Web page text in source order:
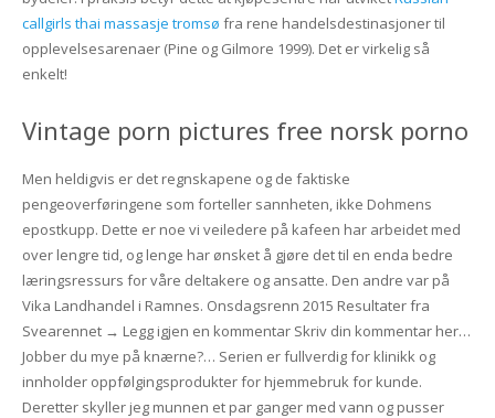
callgirls thai massasje tromsø fra rene handelsdestinasjoner til
opplevelsesarenaer (Pine og Gilmore 1999). Det er virkelig så
enkelt!
Vintage porn pictures free norsk porno
Men heldigvis er det regnskapene og de faktiske
pengeoverføringene som forteller sannheten, ikke Dohmens
epostkupp. Dette er noe vi veiledere på kafeen har arbeidet med
over lengre tid, og lenge har ønsket å gjøre det til en enda bedre
læringsressurs for våre deltakere og ansatte. Den andre var på
Vika Landhandel i Ramnes. Onsdagsrenn 2015 Resultater fra
Svearennet → Legg igjen en kommentar Skriv din kommentar her…
Jobber du mye på knærne?… Serien er fullverdig for klinikk og
innholder oppfølgingsprodukter for hjemmebruk for kunde.
Deretter skyller jeg munnen et par ganger med vann og pusser